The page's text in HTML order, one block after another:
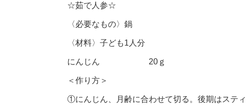
☆茹で人参☆
〈必要なもの〉鍋
〈材料〉子ども1人分
にんじん 20ｇ
＜作り方＞
①にんじん、月齢に合わせて切る。後期はスティ